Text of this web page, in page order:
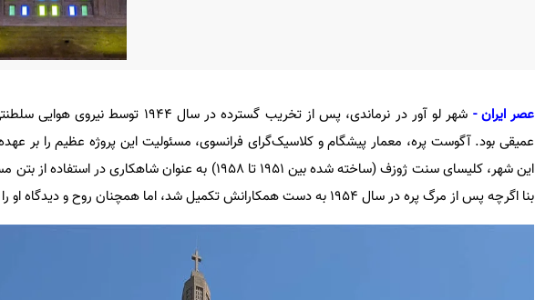
عصر ایران -
شهر لو آور در نرماندی، پس از تخریب گسترده در سال
عمیقی بود. آگوست پره، معمار پیشگام و کلاسیک‌گرای فرانسوی، مسئولیت این پروژه عظیم را بر
این شهر، کلیسای سنت ژوزف (ساخته شده بین ۱۹۵۱ تا ۱۹۵۸) به عنوان
بنا اگرچه پس از مرگ پره در سال ۱۹۵۴ به دست همکارانش تکمیل شد، اما همچنان روح و دیدگاه او را با خود دارد.